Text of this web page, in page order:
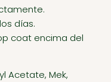
días.
coat encima del
Acetate, Mek,